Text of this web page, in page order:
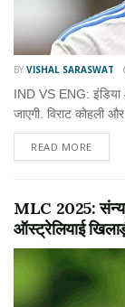
BY VISHAL SARASWAT
IND VS ENG:
जाएगी. विराट कोहली
READ MORE
MLC 2025:
ऑस्ट्रेलियाई